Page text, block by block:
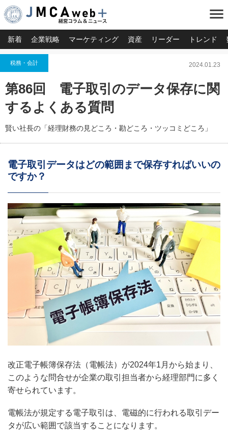
menu
新着 企業戦略 マーケティング 資産 リーダー トレンド
税務・会計 2024.01.23
第86回 電子取引のデータ保存に関
するよくある質問
賢い社長の「経理財務の見どころ・勘どころ・ツッコミどころ」
電子取引データはどの範囲まで保存すればいいの
ですか？
改正電子帳簿保存法（電帳法）が2024年1月から始まり、
このような問合せが企業の取引担当者から経理部門に多く
寄せられています。
電帳法が規定する電子取引は、電磁的に行われる取引デー
タが広い範囲で該当することになります。